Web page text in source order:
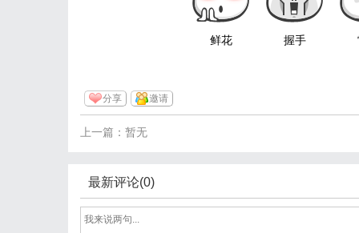
鲜花 握手
分享 邀请
上一篇：暂无
最新评论(0)